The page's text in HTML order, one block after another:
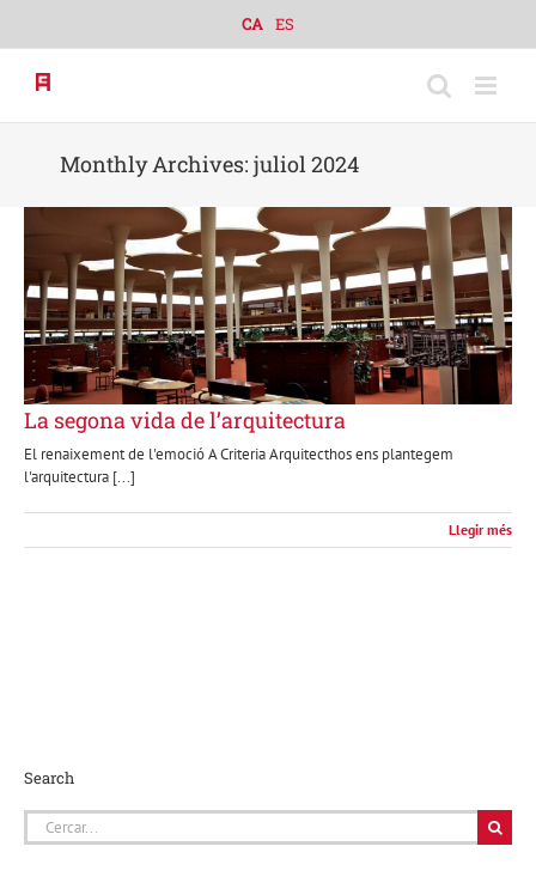
content
CA ES
Monthly Archives: juliol 2024
La segona vida de l’arquitectura
El renaixement de l'emoció A Criteria Arquitecthos ens plantegem
l'arquitectura [...]
Llegir més
Search
Cerca
…